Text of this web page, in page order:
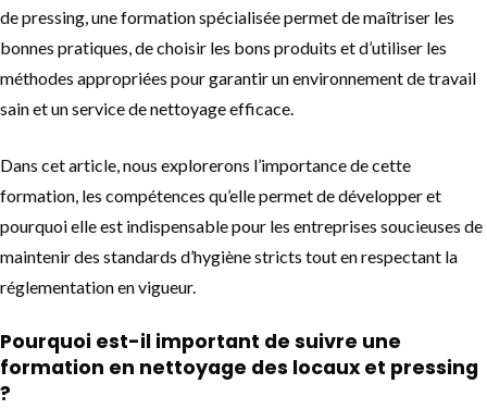
de pressing, une formation spécialisée permet de maîtriser les
bonnes pratiques, de choisir les bons produits et d’utiliser les
méthodes appropriées pour garantir un environnement de travail
sain et un service de nettoyage efficace.
Dans cet article, nous explorerons l’importance de cette
formation , les compétences qu’elle permet de développer et
pourquoi elle est indispensable pour les entreprises soucieuses de
maintenir des standards d’hygiène stricts tout en respectant la
réglementation en vigueur.
Pourquoi est-il important de suivre une
formation en nettoyage des locaux et pressing
?